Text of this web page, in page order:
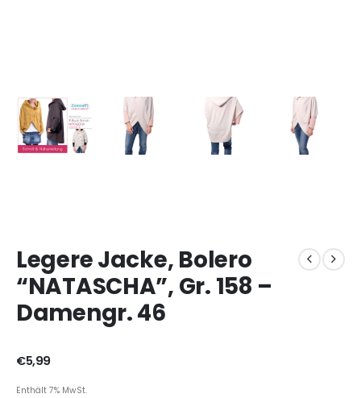
Legere Jacke, Bolero
“NATASCHA”, Gr. 158 –
Damengr. 46
€5,99
Enthält 7% MwSt.